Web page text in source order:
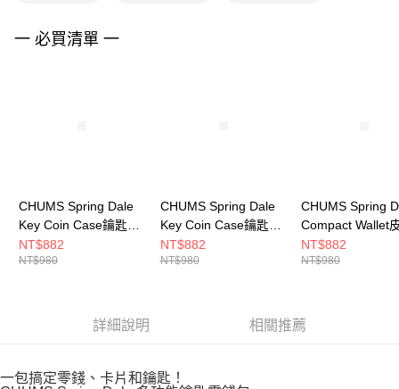
４．使用「AFTEE先享後付」時，將依據個別帳號之用戶狀況，依本公司即
一 必買清單 一
CHUMS Spring Dale
Key Coin Case鑰匙零
錢包 灰/青綠
CH603999G089
NT$882
NT$980
CHUMS Spring Dale
Key Coin Case鑰匙零
錢包 黑/彩虹
CH603999K042
NT$882
NT$980
CHUMS Spring
Compact Wallet
錢包
NT$882
NT$980
詳細說明 相關推薦
一包搞定零錢、卡片和鑰匙！